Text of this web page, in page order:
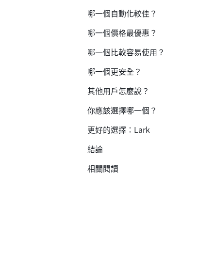
哪一個自動化較佳？
哪一個價格最優惠？
哪一個比較容易使用？
哪一個更安全？
其他用戶怎麼說？
你應該選擇哪一個？
更好的選擇：Lark
結論
相關閱讀